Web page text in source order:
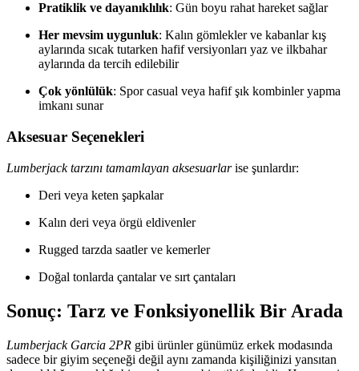
Pratiklik ve dayanıklılık: Gün boyu rahat hareket sağlar
Her mevsim uygunluk: Kalın gömlekler ve kabanlar kış
aylarında sıcak tutarken hafif versiyonları yaz ve ilkbahar
aylarında da tercih edilebilir
Çok yönlülük: Spor casual veya hafif şık kombinler yapma
imkanı sunar
Aksesuar Seçenekleri
Lumberjack tarzını tamamlayan aksesuarlarise şunlardır:
Deri veya keten şapkalar
Kalın deri veya örgü eldivenler
Rugged tarzda saatler ve kemerler
Doğal tonlarda çantalar ve sırt çantaları
Sonuç: Tarz ve Fonksiyonellik Bir Arada
Lumberjack Garcia 2PR gibi ürünler günümüz erkek modasında
sadece bir giyim seçeneği değil aynı zamanda kişiliğinizi yansıtan